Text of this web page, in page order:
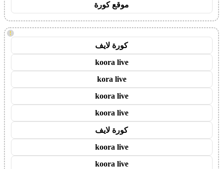
موقع كورة
!
كورة لايف
koora live
kora live
koora live
koora live
كورة لايف
koora live
koora live